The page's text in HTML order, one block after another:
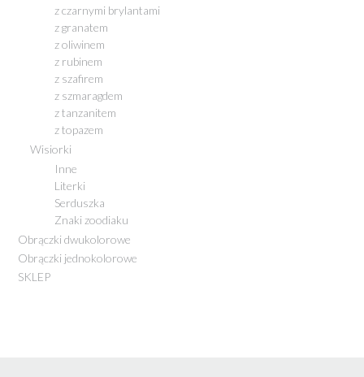
z czarnymi brylantami
z granatem
z oliwinem
z rubinem
z szafirem
z szmaragdem
z tanzanitem
z topazem
Wisiorki
Inne
Literki
Serduszka
Znaki zoodiaku
Obrączki dwukolorowe
Obrączki jednokolorowe
SKLEP